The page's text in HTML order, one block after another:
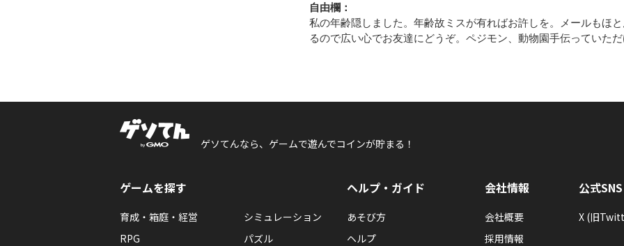
自由欄：
私の年齢隠しました。年齢故ミスが有ればお許しを。メールもほ
るので広い心でお友達にどうぞ。ペジモン、動物園手伝っていた
ゲソてんなら、ゲームで遊んでコインが貯まる！
ゲームを探す
育成・箱庭・経営
シミュレーション
RPG
パズル
ヘルプ・ガイド
あそび方
ヘルプ
会社情報
会社概要
採用情報
公式SNS
X (旧